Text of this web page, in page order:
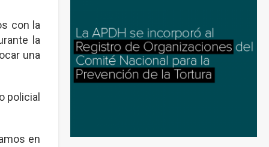
con la
la
una
policial
en